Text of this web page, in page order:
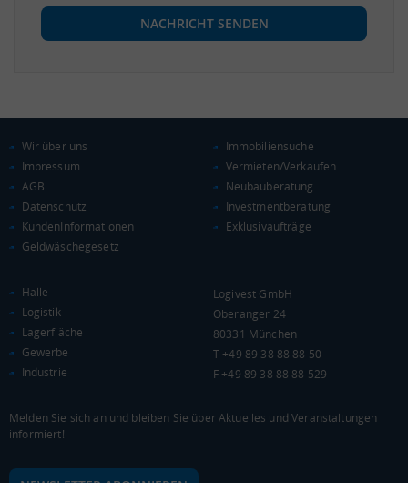
NACHRICHT SENDEN
Wir über uns
Impressum
AGB
Datenschutz
KundenInformationen
Geldwäschegesetz
Immobiliensuche
Vermieten/Verkaufen
Neubauberatung
Investmentberatung
Exklusivaufträge
Halle
Logistik
Lagerfläche
Gewerbe
Industrie
Logivest GmbH
Oberanger 24
80331 München
T +49 89 38 88 88 50
F +49 89 38 88 88 529
Melden Sie sich an und bleiben Sie über Aktuelles und Veranstaltungen
informiert!